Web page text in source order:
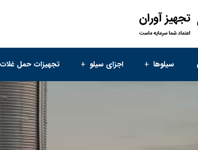
سیلوها اجزای سیلو تجهیزات حمل غلات